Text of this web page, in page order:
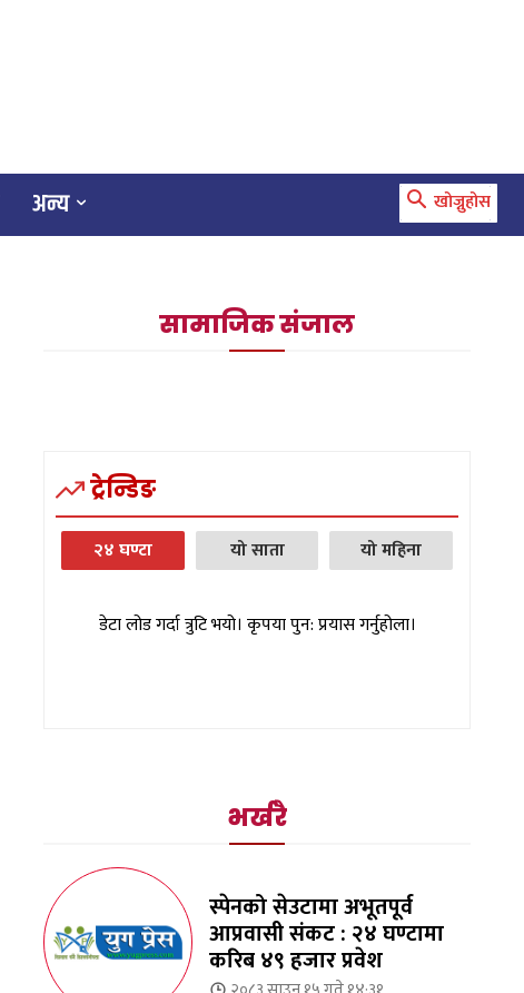
अन्य खोज्नुहोस
सामाजिक संजाल
ट्रेन्डिङ
२४ घण्टा यो साता यो महिना
डेटा लोड गर्दा त्रुटि भयो। कृपया पुन: प्रयास गर्नुहोला।
भर्खरै
स्पेनको सेउटामा अभूतपूर्व
आप्रवासी संकट : २४ घण्टामा
करिब ४९ हजार प्रवेश